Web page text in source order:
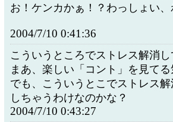
お！ケンカかぁ！？わっしょい
2004/7/10 0:41:36
こういうところでストレス解消し
まあ、楽しい「コント」を見てる
でも、こういうとこでストレス
しちゃうわけなのかな？
2004/7/10 0:43:27